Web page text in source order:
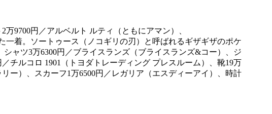
着。ソートゥース（ノコギリの刃）と呼ばれるギザギザのポケ
ャツ3万6300円／ブライスランズ（ブライスランズ&コー）、ジ
チルコロ 1901（トヨダトレーディング プレスルーム）、靴19万
ー）、スカーフ1万6500円／レガリア（エスディーアイ）、時計